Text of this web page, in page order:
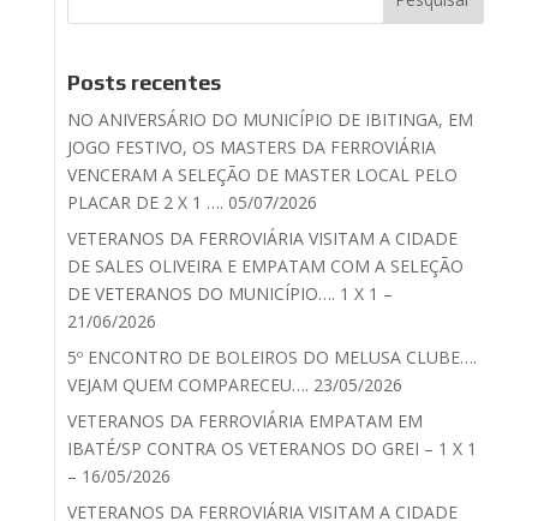
Posts recentes
NO ANIVERSÁRIO DO MUNICÍPIO DE IBITINGA, EM
JOGO FESTIVO, OS MASTERS DA FERROVIÁRIA
VENCERAM A SELEÇÃO DE MASTER LOCAL PELO
PLACAR DE 2 X 1 …. 05/07/2026
VETERANOS DA FERROVIÁRIA VISITAM A CIDADE
DE SALES OLIVEIRA E EMPATAM COM A SELEÇÃO
DE VETERANOS DO MUNICÍPIO…. 1 X 1 –
21/06/2026
5º ENCONTRO DE BOLEIROS DO MELUSA CLUBE….
VEJAM QUEM COMPARECEU…. 23/05/2026
VETERANOS DA FERROVIÁRIA EMPATAM EM
IBATÉ/SP CONTRA OS VETERANOS DO GREI – 1 X 1
– 16/05/2026
VETERANOS DA FERROVIÁRIA VISITAM A CIDADE